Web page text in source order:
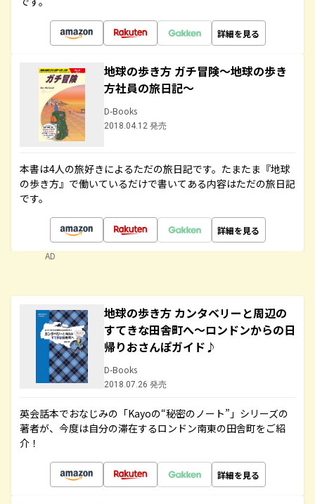
詳細を見る
地球の歩き方 ガチ冒険～地球の歩き
方社員の旅日記～
D-Books
2018.04.12 発売
本書は4人の旅好きによるただの旅日記です。たまたま『地球
の歩き方』で働いているだけで書いてある内容はただの旅日記
です。
詳細を見る
AD
地球の歩き方 カンタベリーと周辺の
すてきな田舎町へ～ロンドンからの日
帰りおさんぽガイド♪
D-Books
2018.07.26 発売
英会話本でおなじみの「Kayoの“秘密のノート”」シリーズの
著者が、今度は自分の滞在するロンドン南東の田舎町をご紹
介！
詳細を見る